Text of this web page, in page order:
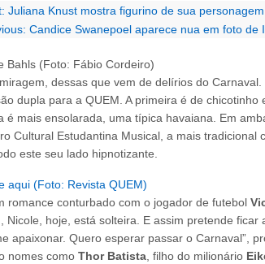
Juliana Knust mostra figurino de sua
Candice Swanepoel aparece nua em foto de
dessas que vem de delírios do Carnaval.
dupla para a QUEM. A primeira é de
é mais ensolarada, uma típica havaiana. Em
Cultural Estudantina Musical, a mais tradicional
este seu lado hipnotizante.
romance conturbado com o jogador de futebol
Nicole, hoje, está solteira. E assim pretende ficar
apaixonar. Quero esperar passar o Carnaval”,
nomes como Thor Batista , filho do milionário